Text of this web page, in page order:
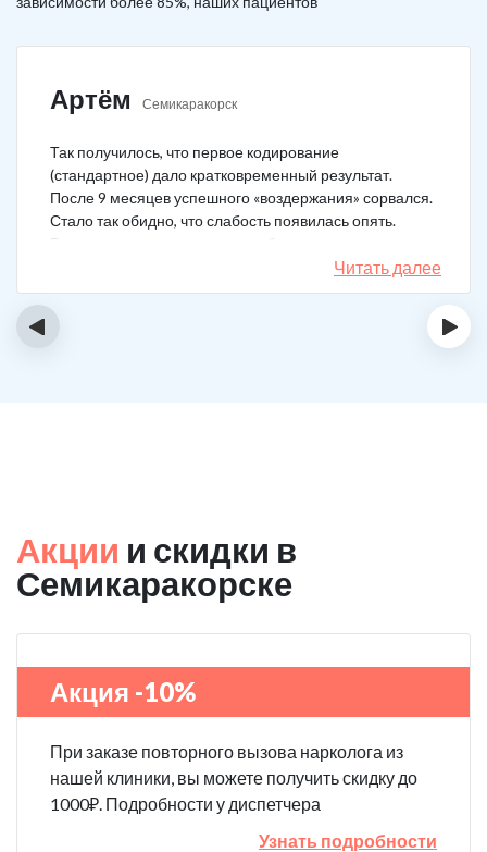
Артём Семикаракорск
Так получилось, что первое кодирование
(стандартное) дало кратковременный результат.
После 9 месяцев успешного «воздержания» сорвался.
Стало так обидно, что слабость появилась опять.
Решил не затягивать, и опять обратился в клинику.
Мне порекомендовали двойной блок. Согласился, и
сейчас не жалею. Уже два года в полной завязке.
Читать далее
‹ ›
Акции и скидки в
Семикаракорске
Акция -10%
При заказе повторного вызова нарколога из
нашей клиники, вы можете получить скидку до
1000₽. Подробности у диспетчера
Узнать подробности